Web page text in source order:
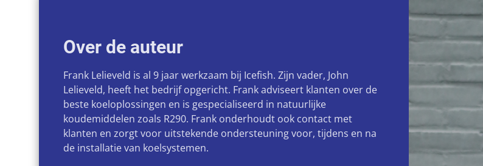
Over de auteur
Frank Lelieveld is al 9 jaar werkzaam bij Icefish. Zijn vader, John
Lelieveld, heeft het bedrijf opgericht. Frank adviseert klanten over de
beste koeloplossingen en is gespecialiseerd in natuurlijke
koudemiddelen zoals R290. Frank onderhoudt ook contact met
klanten en zorgt voor uitstekende ondersteuning voor, tijdens en na
de installatie van koelsystemen.